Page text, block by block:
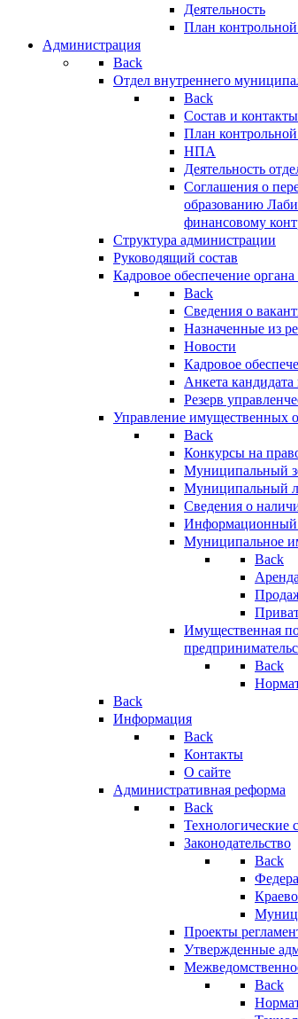
Деятельность
План контрольной
Администрация
Back
Отдел внутреннего
Back
Состав и контакты
План контрольной
НПА
Деятельность
Соглашения о
образованию
финансовому
Структура администрации
Руководящий состав
Кадровое обеспечение
Back
Сведения о
Назначенные из
Новости
Кадровое
Анкета кандидата
Резерв
Управление имущественных
Back
Конкурсы на
Муниципальный
Муниципальный
Сведения о
Информационный
Муниципальное
Back
Имущественная
Back
Back
Информация
Back
Контакты
О сайте
Административная реформа
Back
Технологические
Законодательство
Back
Проекты
Утвержденные
Back